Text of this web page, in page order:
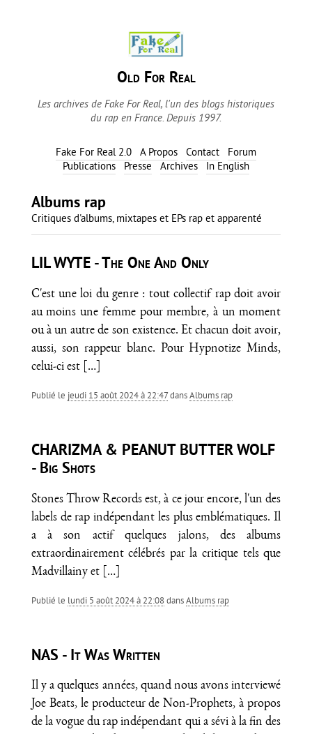
Old For Real
Les archives de Fake For Real, l'un des blogs historiques
du rap en France. Depuis 1997.
Fake For Real 2.0 A Propos Contact
Forum
Publications
Presse Archives In English
Albums rap
Critiques d'albums, mixtapes et EPs rap et apparenté
LIL WYTE - The One And Only
C'est une loi du genre : tout collectif rap doit avoir
au moins une femme pour membre, à un moment
ou à un autre de son existence. Et chacun doit avoir,
aussi, son rappeur blanc. Pour Hypnotize Minds,
celui-ci est
[…]
Publié le jeudi 15 août 2024 à 22:47dansAlbums rap
CHARIZMA & PEANUT BUTTER WOLF
- Big Shots
Stones Throw Records est, à ce jour encore, l'un des
labels de rap indépendant les plus emblématiques. Il
a à son actif quelques jalons, des albums
extraordinairement célébrés par la critique tels que
Madvillainy et
[…]
Publié le lundi 5 août 2024 à 22:08dansAlbums rap
NAS - It Was Written
Il y a quelques années, quand nous avons interviewé
Joe Beats, le producteur de Non-Prophets, à propos
de la vogue du rap indépendant qui a sévi à la fin des